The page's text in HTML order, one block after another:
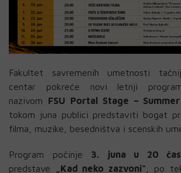
Fakultet savremenih umetnosti
centar pokreće novi letnji
nazivom FSU Portal Stage –
tokom juna publici predstaviti bogat
filma, muzike, besedništva i scenskih
Program počinje 3. juna u 20
predstave
„Kad neko zazvoni“ , po